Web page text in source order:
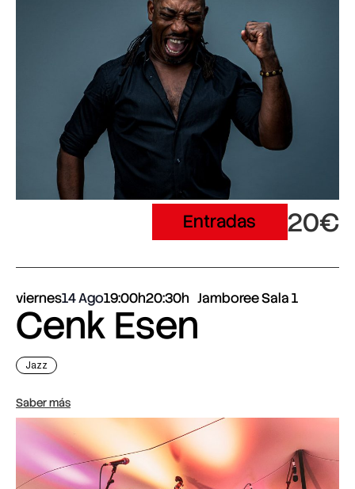
Entradas 20€
viernes14 Ago19:00h20:30h Jamboree Sala 1
Cenk Esen
Jazz
Saber más